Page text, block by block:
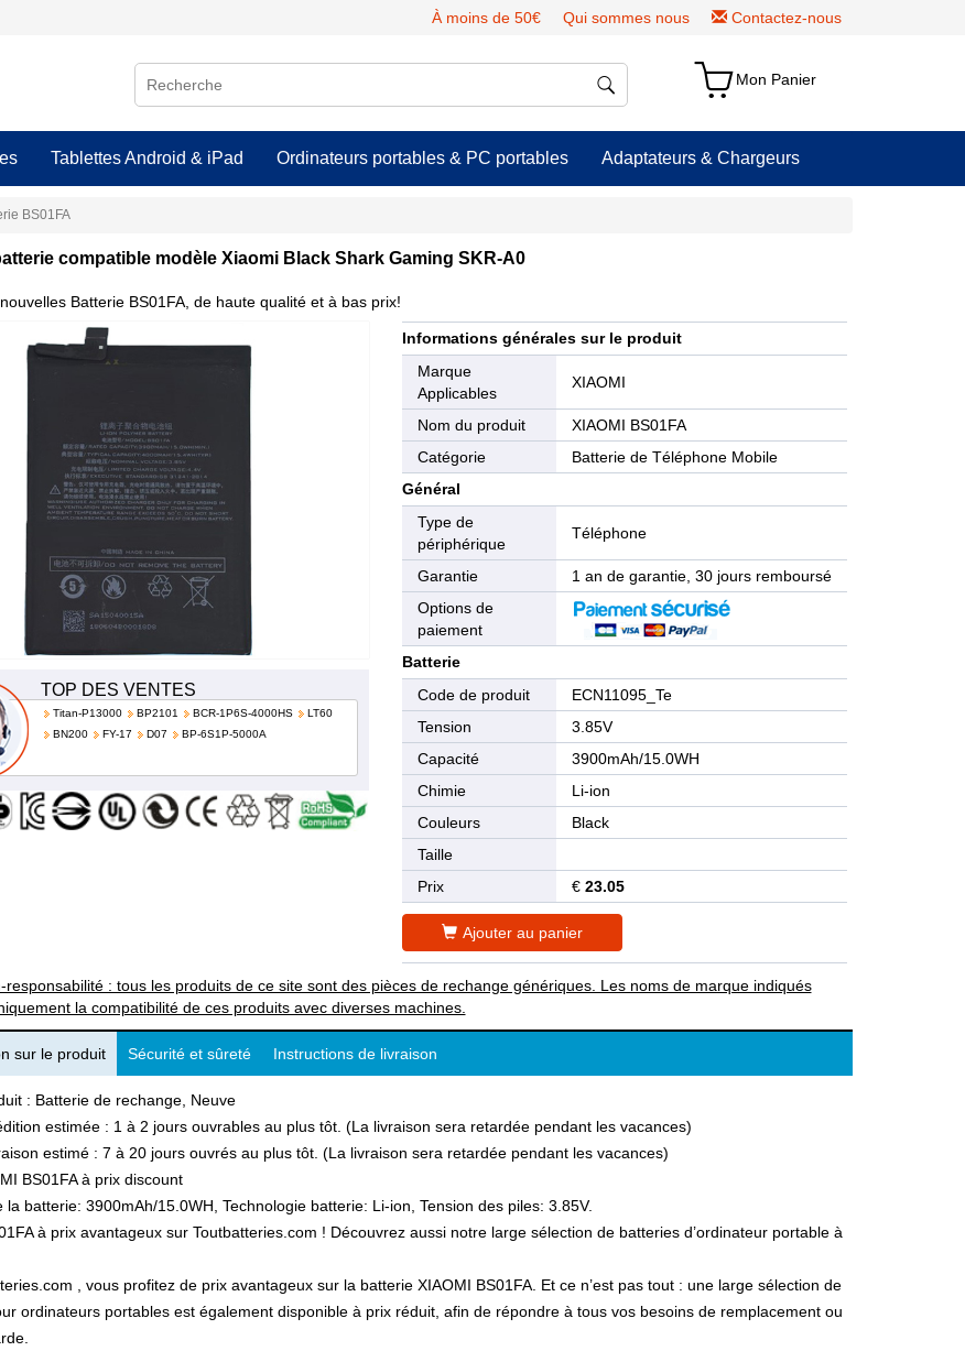
À moins de 50€ Qui sommes nous Contactez-nous
Mon Panier
Tablettes Android & iPad Ordinateurs portables & PC portables Adaptateurs & Chargeurs
BS01FA
compatible modèle Xiaomi Black Shark Gaming SKR-A0
Batterie BS01FA, de haute qualité et à bas prix!
TOP DES VENTES
Titan-P13000 BP2101 BCR-1P6S-4000HS
LT60
BN200
FY-17 D07 BP-6S1P-5000A
Informations générales sur le produit
Marque
Applicables
XIAOMI
Nom du produit
XIAOMI BS01FA
Catégorie
Batterie de Téléphone Mobile
Général
Type de
périphérique
Téléphone
Garantie
1 an de garantie, 30 jours remboursé
Options de
paiement
Batterie
Code de produit
ECN11095_Te
Tension
3.85V
Capacité
3900mAh/15.0WH
Chimie
Li-ion
Couleurs
Black
Taille
Prix
€23.05
Ajouter au panier
responsabilité : tous les produits de ce site sont des pièces de rechange génériques. Les noms de marque indiqués
la compatibilité de ces produits avec diverses machines.
sur le produit Sécurité et sûreté Instructions de livraison
: Batterie de rechange, Neuve
estimée : 1 à 2 jours ouvrables au plus tôt. (La livraison sera retardée pendant les vacances)
estimé : 7 à 20 jours ouvrés au plus tôt. (La livraison sera retardée pendant les vacances)
BS01FA à prix discount
la batterie: 3900mAh/15.0WH, Technologie batterie: Li-ion, Tension des piles: 3.85V.
à prix avantageux sur Toutbatteries.com ! Découvrez aussi notre large sélection de batteries d’ordinateur portable à
, vous profitez de prix avantageux sur la batterie XIAOMI BS01FA. Et ce n’est pas tout : une large sélection de
ordinateurs portables est également disponible à prix réduit, afin de répondre à tous vos besoins de remplacement ou